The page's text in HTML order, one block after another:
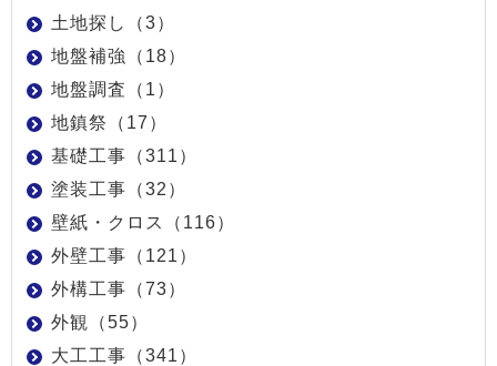
土地探し（3）
地盤補強（18）
地盤調査（1）
地鎮祭（17）
基礎工事（311）
塗装工事（32）
壁紙・クロス（116）
外壁工事（121）
外構工事（73）
外観（55）
大工工事（341）